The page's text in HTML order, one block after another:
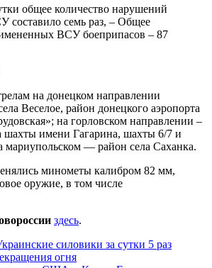
общее количество нарушений
составило семь раз, – Общее
ВСУ боеприпасов – 87
на донецком направлении
Веселое, район донецкого аэропорта
на горловском направлении –
шахты имени Гагарина, шахты 6/7 и
— район села Саханка.
минометы калибром 82 мм,
оружие, в том числе
здесь.
силовики за сутки 5 раз
огня